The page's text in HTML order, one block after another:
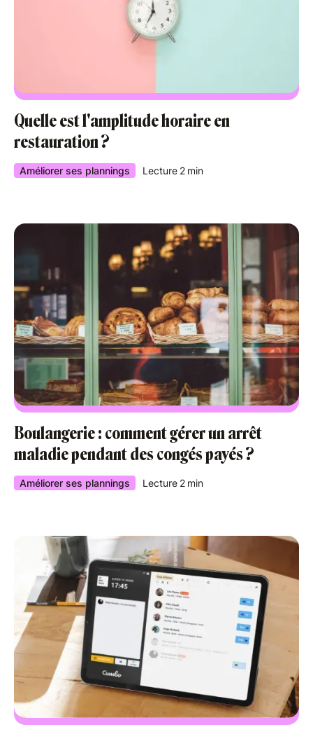
Quelle est l'amplitude horaire en
restauration ?
Améliorer ses plannings Lecture 2 min
Boulangerie : comment gérer un arrêt
maladie pendant des congés payés ?
Améliorer ses plannings Lecture 2 min